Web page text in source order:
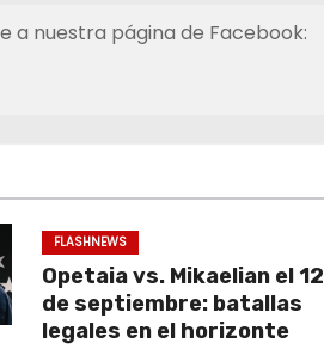
a nuestra página de Facebook:
FLASHNEWS
Opetaia vs. Mikaelian el 12
de septiembre: batallas
legales en el horizonte